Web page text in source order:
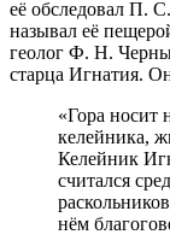
её обследовал П. С.
называл её
геолог Ф. Н.
старца Игнатия.
«Гора носит
келейника,
Келейник
считался
нём